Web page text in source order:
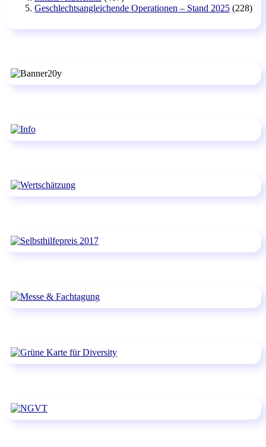
Geschlechtsangleichende Operationen – Stand 2025 (228)